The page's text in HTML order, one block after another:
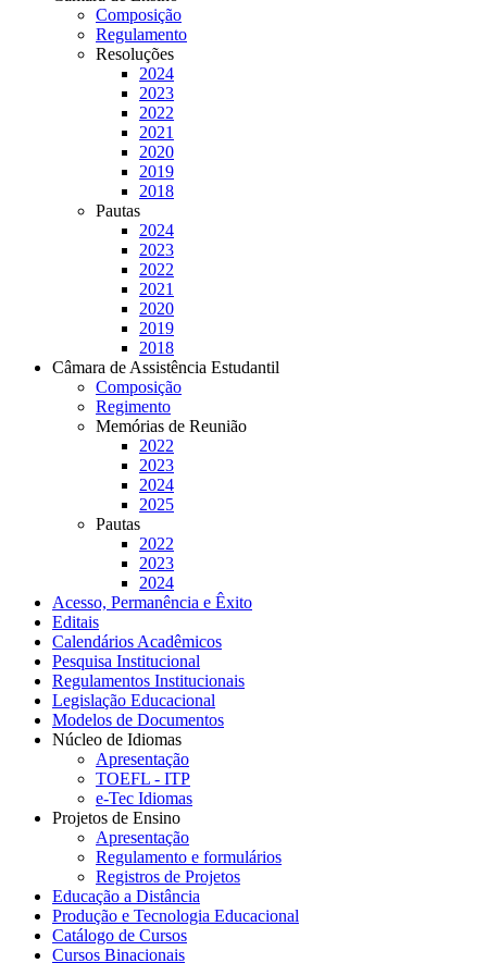
Composição
Regulamento
Resoluções
2024
2023
2022
2021
2020
2019
2018
Pautas
2024
2023
2022
2021
2020
2019
2018
Câmara de Assistência Estudantil
Composição
Regimento
Memórias de Reunião
2022
2023
2024
2025
Pautas
2022
2023
2024
Acesso, Permanência e Êxito
Editais
Calendários Acadêmicos
Pesquisa Institucional
Regulamentos Institucionais
Legislação Educacional
Modelos de Documentos
Núcleo de Idiomas
Apresentação
TOEFL - ITP
e-Tec Idiomas
Projetos de Ensino
Apresentação
Regulamento e formulários
Registros de Projetos
Educação a Distância
Produção e Tecnologia Educacional
Catálogo de Cursos
Cursos Binacionais